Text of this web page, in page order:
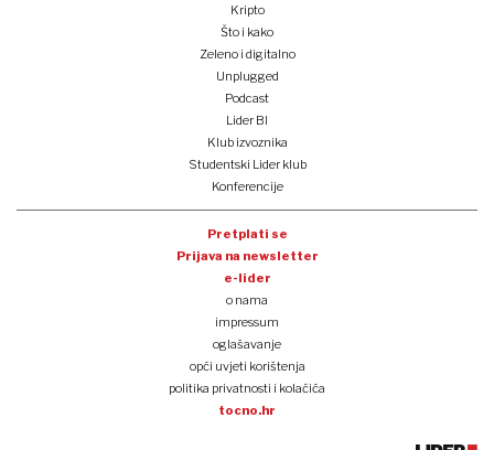
Kripto
Što i kako
Zeleno i digitalno
Unplugged
Podcast
Lider BI
Klub izvoznika
Studentski Lider klub
Konferencije
Pretplati se
Prijava na newsletter
e-lider
o nama
impressum
oglašavanje
opći uvjeti korištenja
politika privatnosti i kolačića
tocno.hr